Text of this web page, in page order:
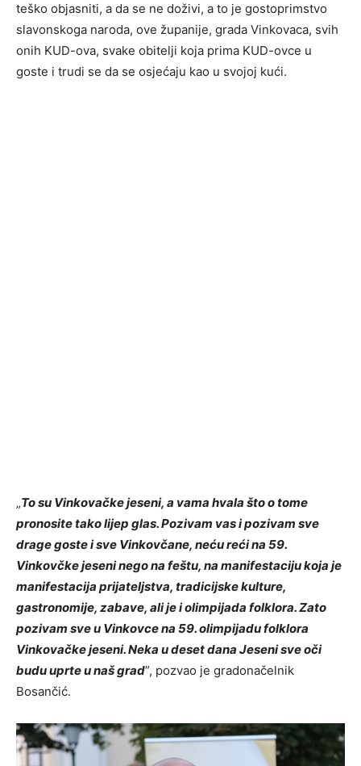
teško objasniti, a da se ne doživi, a to je gostoprimstvo
slavonskoga naroda, ove županije, grada Vinkovaca, svih
onih KUD-ova, svake obitelji koja prima KUD-ovce u
goste i trudi se da se osjećaju kao u svojoj kući.
„To su Vinkovačke jeseni, a vama hvala što o tome
pronosite tako lijep glas. Pozivam vas i pozivam sve
drage goste i sve Vinkovčane, neću reći na 59.
Vinkovčke jeseni nego na feštu, na manifestaciju koja je
manifestacija prijateljstva, tradicijske kulture,
gastronomije, zabave, ali je i olimpijada folklora. Zato
pozivam sve u Vinkovce na 59. olimpijadu folklora
Vinkovačke jeseni. Neka u deset dana Jeseni sve oči
budu uprte u naš grad”, pozvao je gradonačelnik
Bosančić.